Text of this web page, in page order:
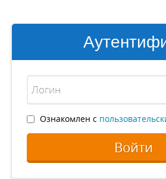
Ознакомлен с
Войти